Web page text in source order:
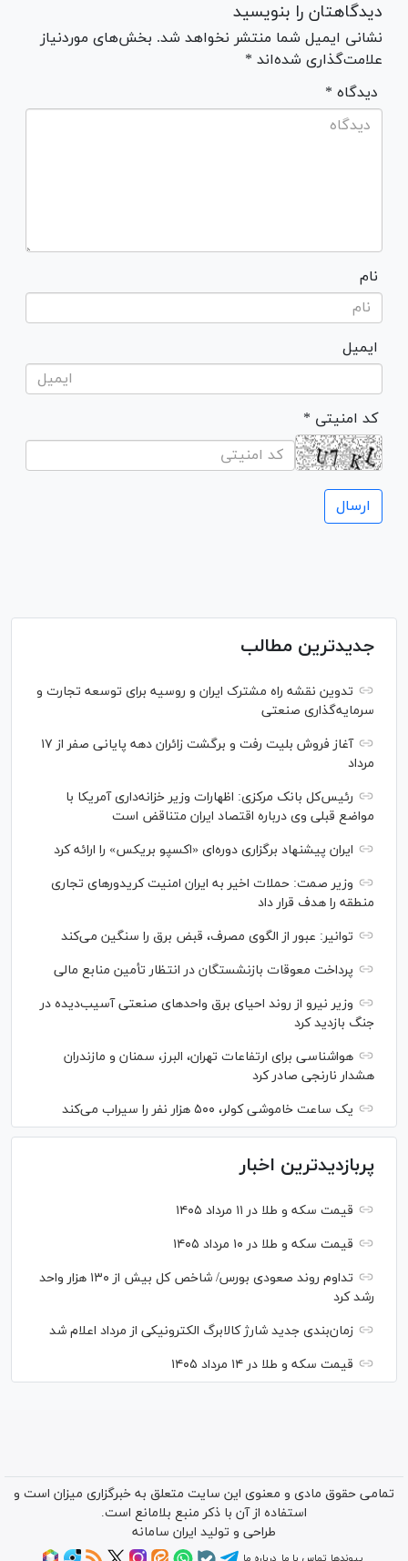
دیدگاهتان را بنویسید
نشانی ایمیل شما منتشر نخواهد شد. بخش‌های موردنیاز
علامت‌گذاری شده‌اند *
* دیدگاه
نام
ایمیل
* کد امنیتی
جدیدترین مطالب
تدوین نقشه راه مشترک ایران و روسیه برای توسعه تجارت و
سرمایه‌گذاری صنعتی
آغاز فروش بلیت رفت و برگشت زائران دهه پایانی صفر از ۱۷
مرداد
رئیس‌کل بانک مرکزی: اظهارات وزیر خزانه‌داری آمریکا با
مواضع قبلی وی درباره اقتصاد ایران متناقض است
ایران پیشنهاد برگزاری دوره‌ای «اکسپو بریکس» را ارائه کرد
وزیر صمت: حملات اخیر به ایران امنیت کریدورهای تجاری
منطقه را هدف قرار داد
توانیر: عبور از الگوی مصرف، قبض برق را سنگین می‌کند
پرداخت معوقات بازنشستگان در انتظار تأمین منابع مالی
وزیر نیرو از روند احیای برق واحدهای صنعتی آسیب‌دیده در
جنگ بازدید کرد
هواشناسی برای ارتفاعات تهران، البرز، سمنان و مازندران
هشدار نارنجی صادر کرد
یک ساعت خاموشی کولر، ۵۰۰ هزار نفر را سیراب می‌کند
پربازدیدترین اخبار
قیمت سکه و طلا در ۱۱ مرداد ۱۴۰۵
قیمت سکه و طلا در ۱۰ مرداد ۱۴۰۵
تداوم روند صعودی بورس/ شاخص کل بیش از ۱۳۰ هزار واحد
رشد کرد
زمان‌بندی جدید شارژ کالابرگ الکترونیکی از مرداد اعلام شد
قیمت سکه و طلا در ۱۴ مرداد ۱۴۰۵
تمامی حقوق مادی و معنوی این سایت متعلق به خبرگزاری میزان است و
استفاده از آن با ذکر منبع بلامانع است.
طراحی و تولید ایران سامانه